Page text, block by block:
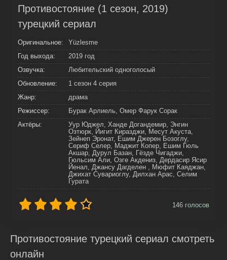
Противостояние (1 сезон, 2019)
турецкий сериал
Оригинальное:
Yüzlesme
Год выхода:
2019 год
Озвучка:
Любительский одноголосый
Обновление:
1 сезон 4 серия
Жанр:
драма
Режиссер:
Бурак Арлиель, Омер Фарук Сорак
Актёры:
Уур Юджел, Ханде Догандемир, Энгин
Озтюрк, Йигит Киразджи, Месут Акуста,
Зейнеп Эронат, Ешим Джерен Бозоглу,
Сериф Селер, Маджит Копер, Ешим Гюль
Акшар, Дурул Базан, Гёзде Чигаджи,
Гюльсим Али, Озге Акдениз, Дердасир Ясир
Йенал, Джансу Дагделен , Мюфит Каяджан,
Джихат Сувариоглу, Дилхан Арас, Селим
Гурата
146 голосов
Противостояние турецкий сериал смотреть
онлайн